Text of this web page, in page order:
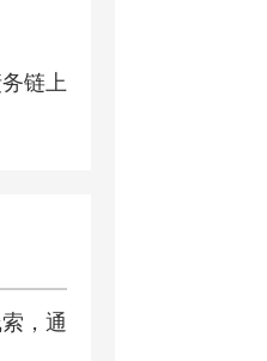
链上
，通